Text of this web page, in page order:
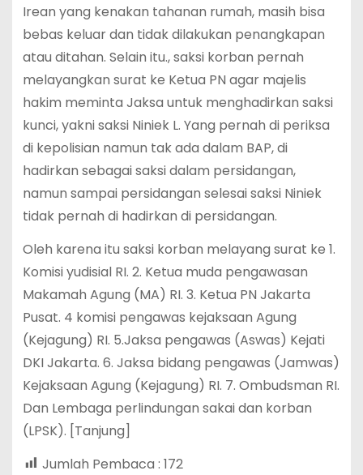
Irean yang kenakan tahanan rumah, masih bisa
bebas keluar dan tidak dilakukan penangkapan
atau ditahan. Selain itu., saksi korban pernah
melayangkan surat ke Ketua PN agar majelis
hakim meminta Jaksa untuk menghadirkan saksi
kunci, yakni saksi Niniek L. Yang pernah di periksa
di kepolisian namun tak ada dalam BAP, di
hadirkan sebagai saksi dalam persidangan,
namun sampai persidangan selesai saksi Niniek
tidak pernah di hadirkan di persidangan.
Oleh karena itu saksi korban melayang surat ke 1.
Komisi yudisial RI. 2. Ketua muda pengawasan
Makamah Agung (MA) RI. 3. Ketua PN Jakarta
Pusat. 4 komisi pengawas kejaksaan Agung
(Kejagung) RI. 5.Jaksa pengawas (Aswas) Kejati
DKI Jakarta. 6. Jaksa bidang pengawas (Jamwas)
Kejaksaan Agung (Kejagung) RI. 7. Ombudsman RI.
Dan Lembaga perlindungan sakai dan korban
(LPSK). [Tanjung]
Jumlah Pembaca : 172